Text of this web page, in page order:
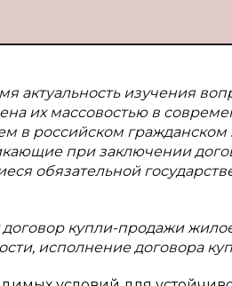
актуальность изучения
их массовостью в
в российском гражданском
при заключении
обязательной
договор купли-продажи
исполнение договора